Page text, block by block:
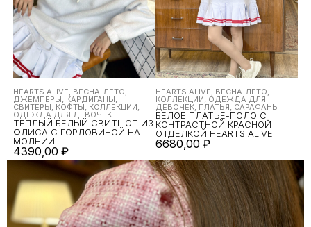
HEARTS ALIVE, ВЕСНА-ЛЕТО,
ДЖЕМПЕРЫ, КАРДИГАНЫ,
СВИТЕРЫ, КОФТЫ, КОЛЛЕКЦИИ,
ОДЕЖДА ДЛЯ ДЕВОЧЕК
ТЕПЛЫЙ БЕЛЫЙ СВИТШОТ ИЗ
ФЛИСА С ГОРЛОВИНОЙ НА
МОЛНИИ
4390,00 ₽
HEARTS ALIVE, ВЕСНА-ЛЕТО,
КОЛЛЕКЦИИ, ОДЕЖДА ДЛЯ
ДЕВОЧЕК, ПЛАТЬЯ, САРАФАНЫ
БЕЛОЕ ПЛАТЬЕ-ПОЛО С
КОНТРАСТНОЙ КРАСНОЙ
ОТДЕЛКОЙ HEARTS ALIVE
6680,00 ₽